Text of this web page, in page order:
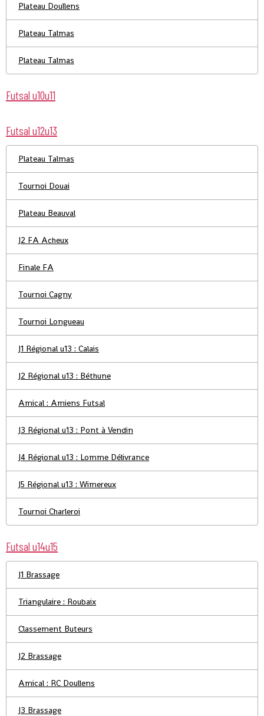
Plateau Doullens
Plateau Talmas
Plateau Talmas
Futsal u10u11
Futsal u12u13
Plateau Talmas
Tournoi Douai
Plateau Beauval
J2 FA Acheux
Finale FA
Tournoi Cagny
Tournoi Longueau
J1 Régional u13 : Calais
J2 Régional u13 : Béthune
Amical : Amiens Futsal
J3 Régional u13 : Pont à Vendin
J4 Régional u13 : Lomme Délivrance
J5 Régional u13 : Wimereux
Tournoi Charleroi
Futsal u14u15
J1 Brassage
Triangulaire : Roubaix
Classement Buteurs
J2 Brassage
Amical : RC Doullens
J3 Brassage